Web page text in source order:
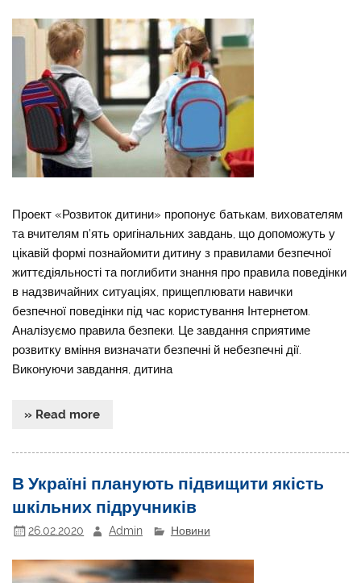
Проект «Розвиток дитини» пропонує батькам, вихователям
та вчителям п’ять оригінальних завдань, що допоможуть у
цікавій формі познайомити дитину з правилами безпечної
життєдіяльності та поглибити знання про правила поведінки
в надзвичайних ситуаціях, прищеплювати навички
безпечної поведінки під час користування Інтернетом.
Аналізуємо правила безпеки. Це завдання сприятиме
розвитку вміння визначати безпечні й небезпечні дії.
Виконуючи завдання, дитина
» Read more
В Україні планують підвищити якість
шкільних підручників
26.02.2020 Admin Новини